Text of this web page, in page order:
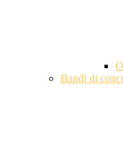
Bandi di